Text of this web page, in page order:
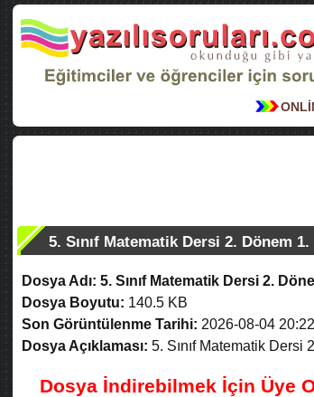
5. Sınıf Matematik Dersi 2. Dönem 1.
Dosya Adı: 5. Sınıf Matematik Dersi 2.
Dosya Boyutu: 140.5 KB
Son Görüntülenme Tarihi: 2026-08-04
Dosya Açıklaması: 5. Sınıf Matematik Dersi
Dosya İndirebilmek İçin Üye